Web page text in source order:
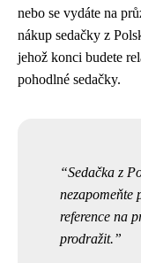
nebo se vydáte na
nákup sedačky z
jehož konci budete
pohodlné sedačky.
Sedačka z
nezapomeňte
reference na
prodražit.